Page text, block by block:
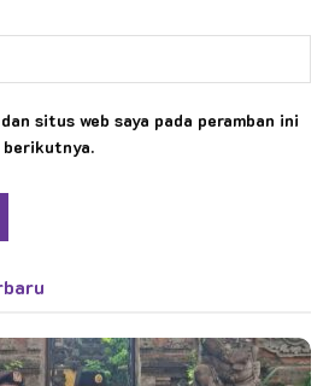
situs web saya pada peramban ini